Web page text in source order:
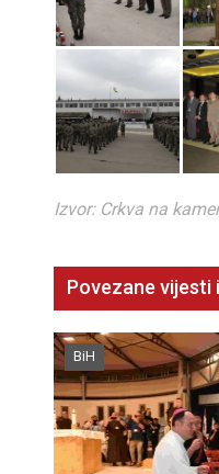
Izvor: Crkva na
Povezane vijesti
BiH